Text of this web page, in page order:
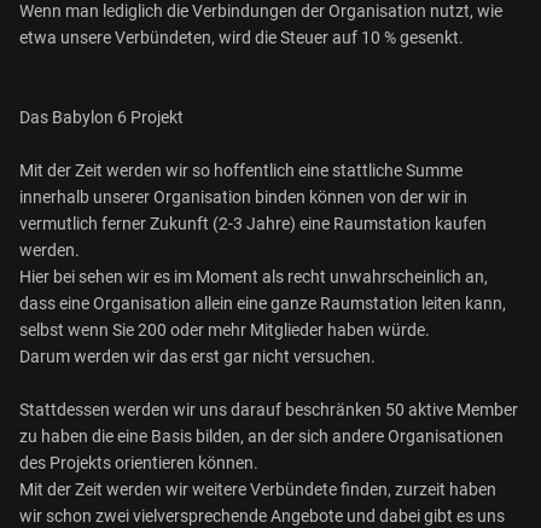
Wenn man lediglich die Verbindungen der Organisation nutzt, wie
etwa unsere Verbündeten, wird die Steuer auf 10 % gesenkt.
Das Babylon 6 Projekt
Mit der Zeit werden wir so hoffentlich eine stattliche Summe
innerhalb unserer Organisation binden können von der wir in
vermutlich ferner Zukunft (2-3 Jahre) eine Raumstation kaufen
werden.
Hier bei sehen wir es im Moment als recht unwahrscheinlich an,
dass eine Organisation allein eine ganze Raumstation leiten kann,
selbst wenn Sie 200 oder mehr Mitglieder haben würde.
Darum werden wir das erst gar nicht versuchen.
Stattdessen werden wir uns darauf beschränken 50 aktive Member
zu haben die eine Basis bilden, an der sich andere Organisationen
des Projekts orientieren können.
Mit der Zeit werden wir weitere Verbündete finden, zurzeit haben
wir schon zwei vielversprechende Angebote und dabei gibt es uns